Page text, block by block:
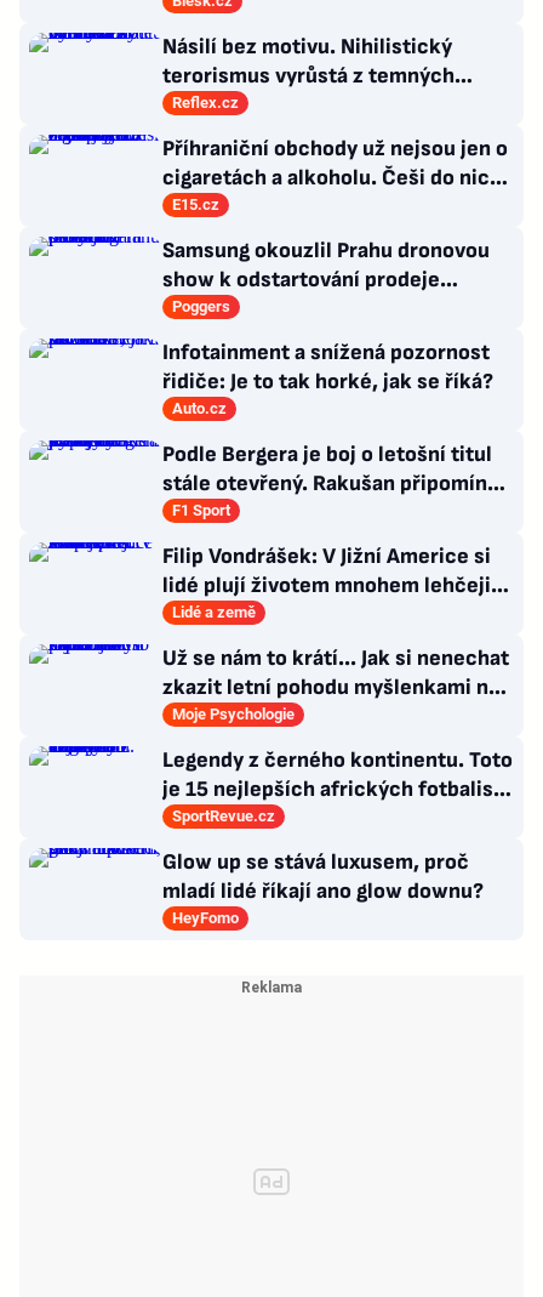
Násilí bez motivu. Nihilistický
terorismus vyrůstá z temných
koutů internetu a míří i na malé děti
Reflex.cz
Příhraniční obchody už nejsou jen o
cigaretách a alkoholu. Češi do nich
jezdí nakupovat zcela jiné zboží
E15.cz
Samsung okouzlil Prahu dronovou
show k odstartování prodeje
nových produktů
Poggers
Infotainment a snížená pozornost
řidiče: Je to tak horké, jak se říká?
Auto.cz
Podle Bergera je boj o letošní titul
stále otevřený. Rakušan připomíná
vývoj loňské sezony
F1 Sport
Filip Vondrášek: V Jižní Americe si
lidé plují životem mnohem lehčeji,
věci tolik neřeší
Lidé a země
Už se nám to krátí... Jak si nenechat
zkazit letní pohodu myšlenkami na
zářijový zápřah?
Moje Psychologie
Legendy z černého kontinentu. Toto
je 15 nejlepších afrických fotbalistů
všech dob
SportRevue.cz
Glow up se stává luxusem, proč
mladí lidé říkají ano glow downu?
HeyFomo